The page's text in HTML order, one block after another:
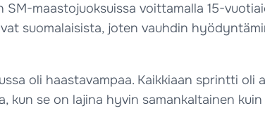
maastojuoksuissa voittamalla 15-
suomalaisista, joten vauhdin
oli haastavampaa. Kaikkiaan sprintti oli
se on lajina hyvin samankaltainen